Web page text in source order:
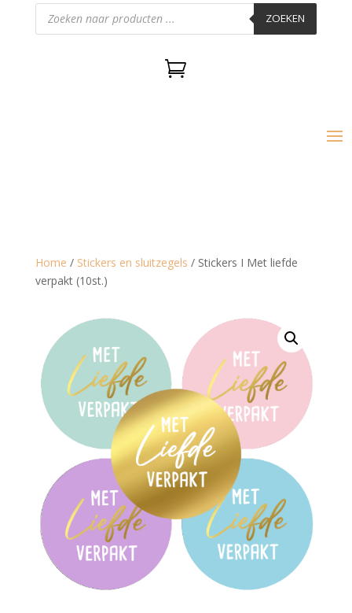
Producten
zoeken ZOEKEN

Home / Stickers en sluitzegels / Stickers I Met liefde
verpakt (10st.)